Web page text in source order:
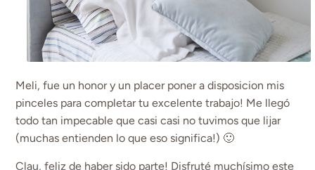
Meli, fue un honor y un placer poner a disposicion mis
pinceles para completar tu excelente trabajo! Me llegó
todo tan impecable que casi casi no tuvimos que lijar
(muchas entienden lo que eso significa!) 🙂
Clau, feliz de haber sido parte! Disfruté muchísimo este